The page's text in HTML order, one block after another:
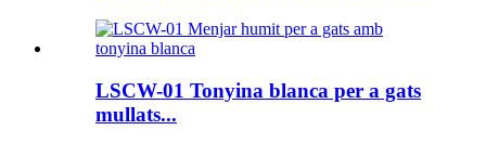
LSCW-01 Tonyina blanca per a gats
mullats...